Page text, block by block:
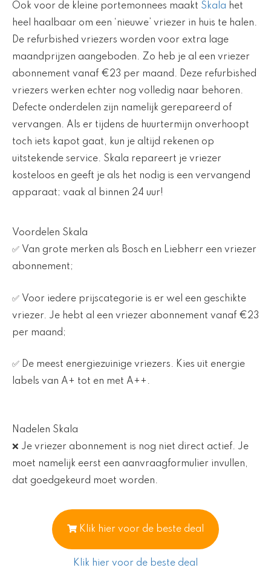
Ook voor de kleine portemonnees maakt Skala het
heel haalbaar om een ‘nieuwe’ vriezer in huis te halen.
De refurbished vriezers worden voor extra lage
maandprijzen aangeboden. Zo heb je al een vriezer
abonnement vanaf €23 per maand. Deze refurbished
vriezers werken echter nog volledig naar behoren.
Defecte onderdelen zijn namelijk gerepareerd of
vervangen. Als er tijdens de huurtermijn onverhoopt
toch iets kapot gaat, kun je altijd rekenen op
uitstekende service. Skala repareert je vriezer
kosteloos en geeft je als het nodig is een vervangend
apparaat; vaak al binnen 24 uur!
Voordelen Skala
✅ Van grote merken als Bosch en Liebherr een vriezer
abonnement;
✅ Voor iedere prijscategorie is er wel een geschikte
vriezer. Je hebt al een vriezer abonnement vanaf €23
per maand;
✅ De meest energiezuinige vriezers. Kies uit energie
labels van A+ tot en met A++.
Nadelen Skala
❌ Je vriezer abonnement is nog niet direct actief. Je
moet namelijk eerst een aanvraagformulier invullen,
dat goedgekeurd moet worden.
Klik hier voor de beste deal
Klik hier voor de beste deal